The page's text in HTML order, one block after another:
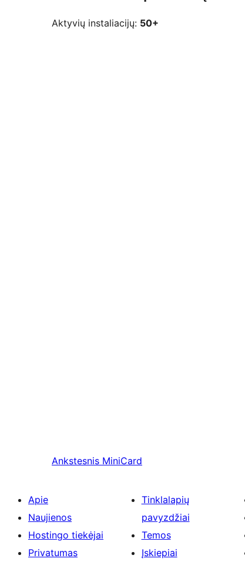
Aktyvių instaliacijų: 50+
Ankstesnis MiniCard
Apie
Naujienos
Hostingo tiekėjai
Privatumas
Tinklalapių
pavyzdžiai
Temos
Įskiepiai